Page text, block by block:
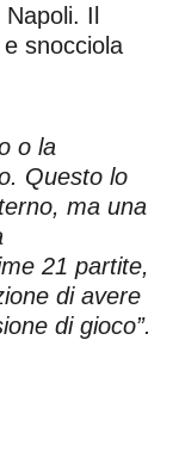
Il
snocciola
o la
Questo lo
ma una
21 partite,
di avere
di gioco”.